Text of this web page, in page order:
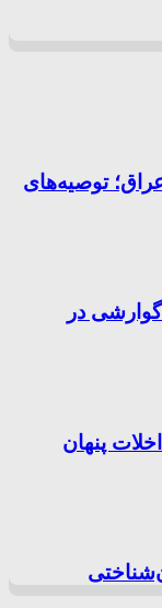
توصیه‌های
در
پنهان